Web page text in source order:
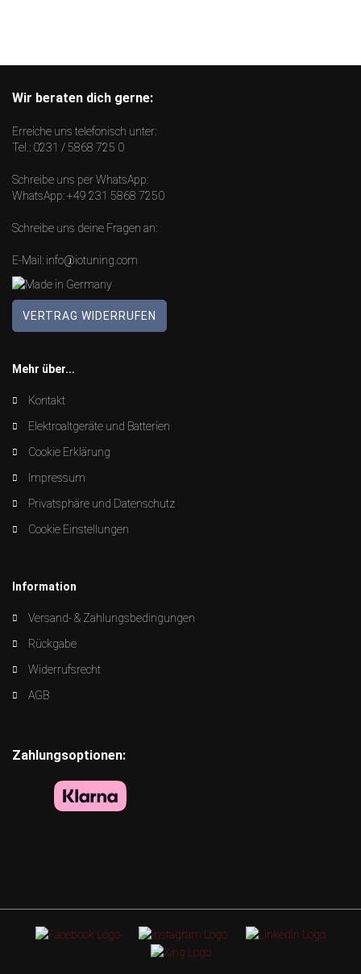
Wir beraten dich gerne:
Erreiche uns telefonisch unter:
Tel.: 0231 / 5868 725 0
Schreibe uns per WhatsApp:
WhatsApp:+49 231 5868 7250
Schreibe uns deine Fragen an:
E-Mail: info@iotuning.com
VERTRAG WIDERRUFEN
Mehr über...
Kontakt
Elektroaltgeräte und Batterien
Cookie Erklärung
Impressum
Privatsphäre und Datenschutz
Cookie Einstellungen
Information
Versand- & Zahlungsbedingungen
Rückgabe
Widerrufsrecht
AGB
Zahlungsoptionen: